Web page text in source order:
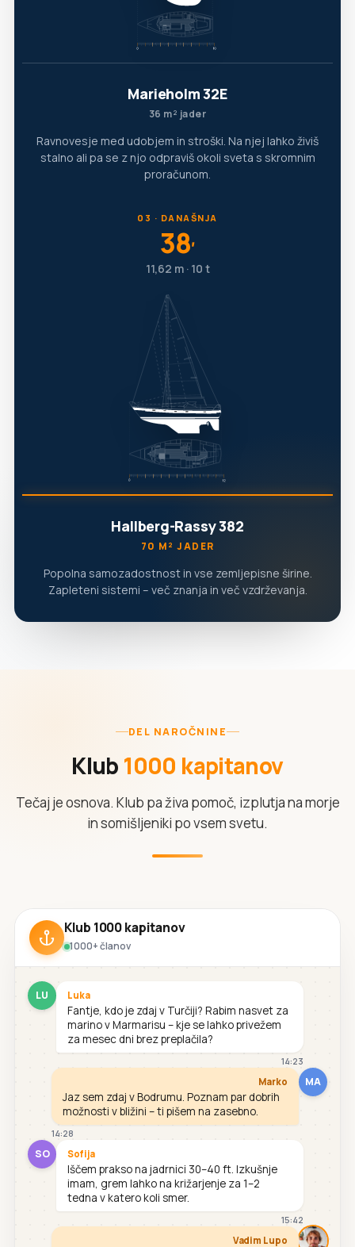
Marieholm 32E
36 m² jader
Ravnovesje med udobjem in stroški. Na njej lahko živiš
stalno ali pa se z njo odpraviš okoli sveta s skromnim
proračunom.
03 · DANAŠNJA
38′
11,62 m · 10 t
Hallberg-Rassy 382
70 M² JADER
Popolna samozadostnost in vse zemljepisne širine.
Zapleteni sistemi – več znanja in več vzdrževanja.
DEL NAROČNINE
Klub 1000 kapitanov
Tečaj je osnova. Klub pa živa pomoč, izplutja na morje
in somišljeniki po vsem svetu.
Klub 1000 kapitanov
1000+ članov
LU Luka
Fantje, kdo je zdaj v Turčiji? Rabim nasvet za
marino v Marmarisu – kje se lahko privežem
za mesec dni brez preplačila?
14:23
MA
Marko
Jaz sem zdaj v Bodrumu. Poznam par dobrih
možnosti v bližini – ti pišem na zasebno.
14:28
SO Sofija
Iščem prakso na jadrnici 30–40 ft. Izkušnje
imam, grem lahko na križarjenje za 1–2
tedna v katero koli smer.
15:42
Vadim Lupo